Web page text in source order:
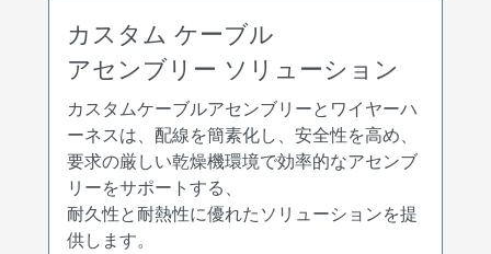
カスタム ケーブル
アセンブリー ソリューション
カスタムケーブルアセンブリーとワイヤーハ
ーネスは、配線を簡素化し、安全性を高め、
要求の厳しい乾燥機環境で効率的なアセンブ
リーをサポートする、
耐久性と耐熱性に優れたソリューションを提
供します。